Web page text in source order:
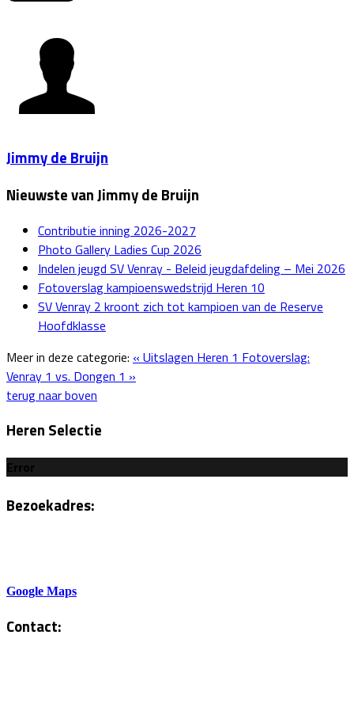
Jimmy de Bruijn
Nieuwste van Jimmy de Bruijn
Contributie inning 2026-2027
Photo Gallery Ladies Cup 2026
Indelen jeugd SV Venray - Beleid jeugdafdeling – Mei 2026
Fotoverslag kampioenswedstrijd Heren 10
SV Venray 2 kroont zich tot kampioen van de Reserve
Hoofdklasse
Meer in deze categorie: « Uitslagen Heren 1 Fotoverslag:
Venray 1 vs. Dongen 1 »
terug naar boven
Heren Selectie
Error
Bezoekadres:
Google Maps
Contact: